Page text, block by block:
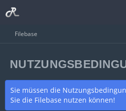
Filebase
Sie müssen die
Sie die Filebase nutzen können!